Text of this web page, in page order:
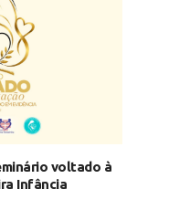
voltado à
Infância